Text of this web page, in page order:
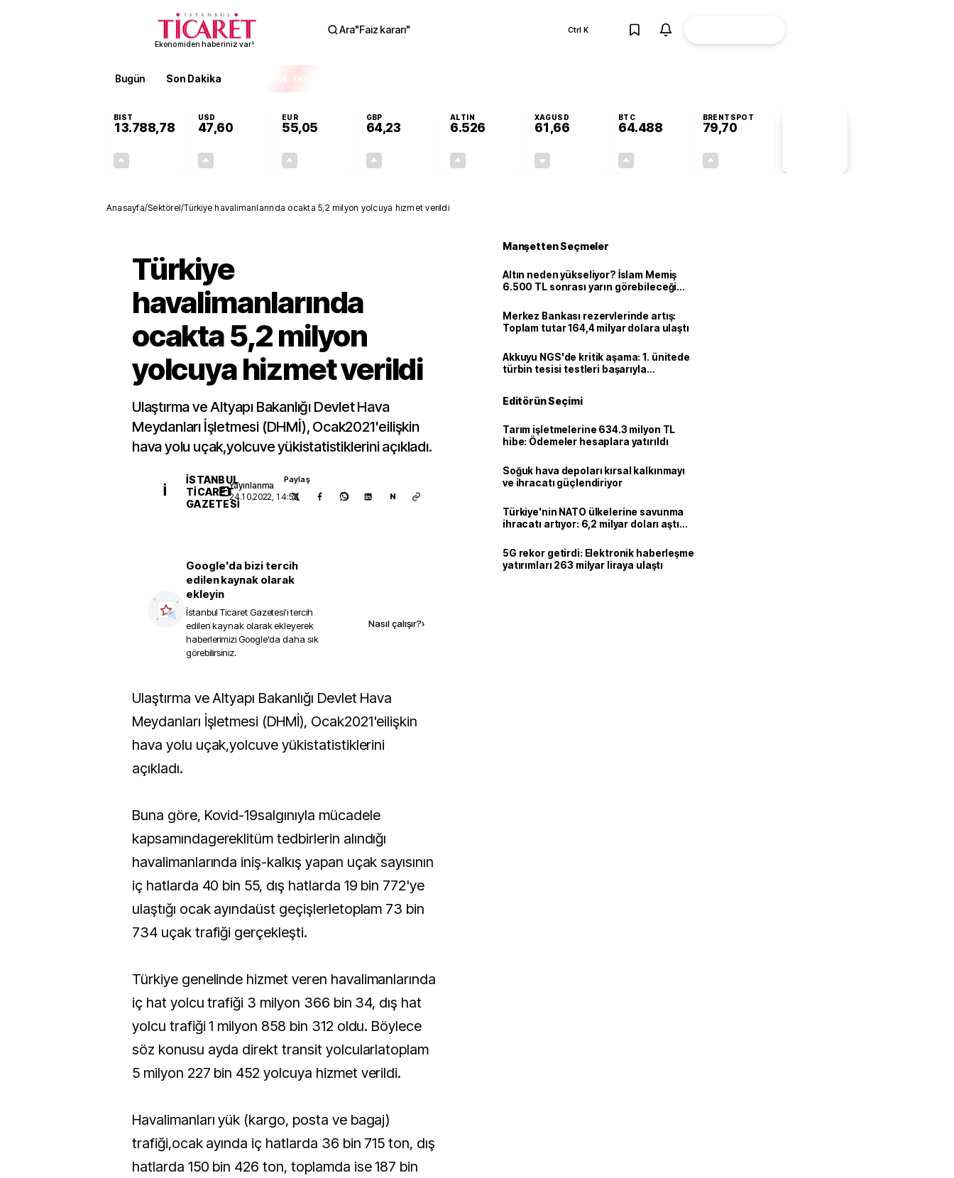
Ekonomiden haberiniz var!
Ara"Faiz kararı" Ctrl K
Bugün Son Dakika EKSTRA
BIST
13.788,78
USD
47,60
EUR
55,05
GBP
64,23
ALTIN
6.526
XAGUSD
61,66
BTC
64.488
BRENTSPOT
79,70
Anasayfa/Sektörel/Türkiye havalimanlarında ocakta 5,2 milyon yolcuya hizmet verildi
Türkiye
havalimanlarında
ocakta 5,2 milyon
yolcuya hizmet verildi
Ulaştırma ve Altyapı Bakanlığı Devlet Hava
Meydanları İşletmesi (DHMİ), Ocak2021'eilişkin
hava yolu uçak,yolcuve yükistatistiklerini açıkladı.
İ
İSTANBUL
TICARET
GAZETESI
Yayınlanma
24.10.2022, 14:53
Paylaş
N
Google'da bizi tercih
edilen kaynak olarak
ekleyin
İstanbul Ticaret Gazetesi'i tercih
edilen kaynak olarak ekleyerek
haberlerimizi Google'da daha sık
görebilirsiniz.
Nasıl çalışır?›
Ulaştırma ve Altyapı Bakanlığı Devlet Hava
Meydanları İşletmesi (DHMİ), Ocak2021'eilişkin
hava yolu uçak,yolcuve yükistatistiklerini
açıkladı.
Buna göre, Kovid-19salgınıyla mücadele
kapsamındagereklitüm tedbirlerin alındığı
havalimanlarında iniş-kalkış yapan uçak sayısının
iç hatlarda 40 bin 55, dış hatlarda 19 bin 772'ye
ulaştığı ocak ayındaüst geçişlerletoplam 73 bin
734 uçak trafiği gerçekleşti.
Türkiye genelinde hizmet veren havalimanlarında
iç hat yolcu trafiği 3 milyon 366 bin 34, dış hat
yolcu trafiği 1 milyon 858 bin 312 oldu. Böylece
söz konusu ayda direkt transit yolcularlatoplam
5 milyon 227 bin 452 yolcuya hizmet verildi.
Havalimanları yük (kargo, posta ve bagaj)
trafiği,ocak ayında iç hatlarda 36 bin 715 ton, dış
hatlarda 150 bin 426 ton, toplamda ise 187 bin
Manşetten Seçmeler
Altın neden yükseliyor? İslam Memiş
6.500 TL sonrası yarın görebileceği
Merkez Bankası rezervlerinde artış:
Toplam tutar 164,4 milyar dolara ulaştı
Akkuyu NGS'de kritik aşama: 1. ünitede
türbin tesisi testleri başarıyla
Editörün Seçimi
Tarım işletmelerine 634.3 milyon TL
hibe: Ödemeler hesaplara yatırıldı
Soğuk hava depoları kırsal kalkınmayı
ve ihracatı güçlendiriyor
Türkiye'nin NATO ülkelerine savunma
ihracatı artıyor: 6,2 milyar doları aştı
5G rekor getirdi: Elektronik haberleşme
yatırımları 263 milyar liraya ulaştı